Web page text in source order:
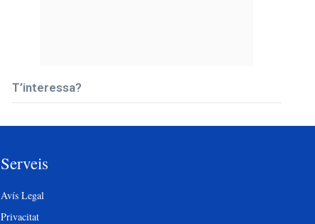
T’interessa?
Serveis
Avís Legal
Privacitat